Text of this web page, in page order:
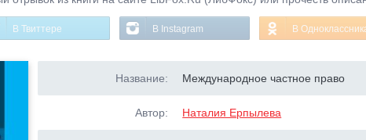
В Твиттере В Instagram В
Название: Международное частное право
Автор: Наталия Ерпылева